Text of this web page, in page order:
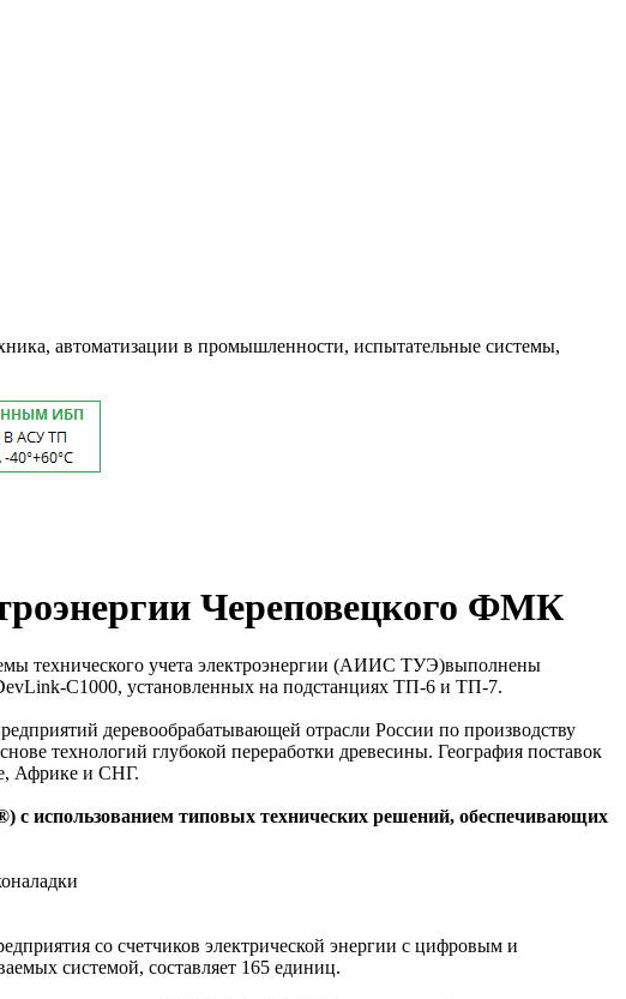
автоматизации в промышленности, испытательные системы,
Череповецкого ФМК
технического учета электроэнергии (АИИС ТУЭ)выполнены
C1000, установленных на подстанциях ТП-6 и ТП-7.
деревообрабатывающей отрасли России по производству
технологий глубокой переработки древесины. География поставок
Африке и СНГ.
использованием типовых технических решений, обеспечивающих
со счетчиков электрической энергии с цифровым и
системой, составляет 165 единиц.